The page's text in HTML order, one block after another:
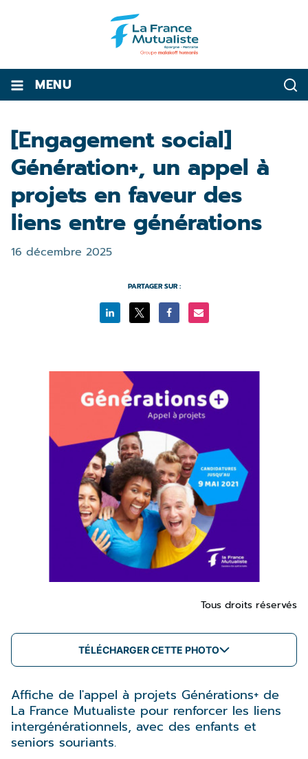
MENU
[Engagement social]
Génération+, un appel à
projets en faveur des
liens entre générations
16 décembre 2025
PARTAGER SUR :
Tous droits réservés
TÉLÉCHARGER CETTE PHOTO
Affiche de l'appel à projets Générations+ de
La France Mutualiste pour renforcer les liens
intergénérationnels, avec des enfants et
seniors souriants.